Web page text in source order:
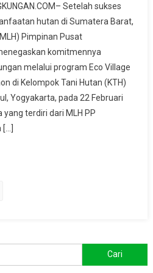
Gaungkan
Eco
Village,
1.000
Pohon
Ditanam
Di
Gunungkidul
Setelah sukses
hutan di Sumatera Barat,
Pimpinan Pusat
komitmennya
melalui program Eco Village
di Kelompok Tani Hutan (KTH)
Yogyakarta, pada 22 Februari
terdiri dari MLH PP
[…]
untuk: